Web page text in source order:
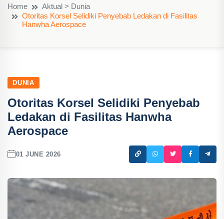
Home
Aktual > Dunia
Otoritas Korsel Selidiki Penyebab Ledakan di Fasilitas
Hanwha Aerospace
DUNIA
Otoritas Korsel Selidiki Penyebab
Ledakan di Fasilitas Hanwha
Aerospace
01 JUNE 2026